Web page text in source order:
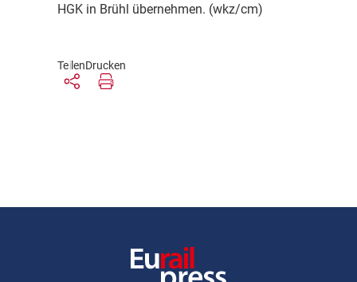
HGK in Brühl übernehmen. (wkz/cm)
TeilenDrucken